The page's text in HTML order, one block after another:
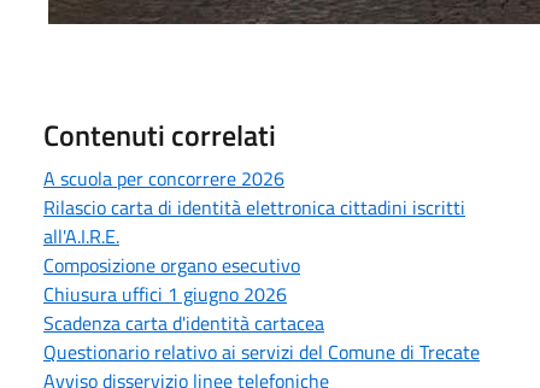
Contenuti correlati
A scuola per concorrere 2026
Rilascio carta di identità elettronica cittadini iscritti
all'A.I.R.E.
Composizione organo esecutivo
Chiusura uffici 1 giugno 2026
Scadenza carta d'identità cartacea
Questionario relativo ai servizi del Comune di Trecate
Avviso disservizio linee telefoniche